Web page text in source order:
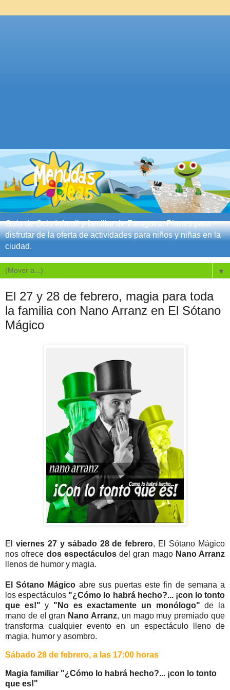
Guía de Ocio Infantil y familiar de Zaragoza. Planes para
disfrutar de la oferta de actividades para niños y niñas en la
ciudad.
▼
El 27 y 28 de febrero, magia para toda
la familia con Nano Arranz en El Sótano
Mágico
El viernes 27 y sábado 28 de febrero, El Sótano Mágico
nos ofrece dos espectáculosdel gran magoNano Arranz
llenos de humor y magia.
El Sótano Mágico abre sus puertas este fin de semana a
los espectáculos "¿Cómo lo habrá hecho?... ¡con lo tonto
que es!" y "No es exactamente un monólogo" de la
mano de el gran Nano Arranz, un mago muy premiado que
transforma cualquier evento en un espectáculo lleno de
magia, humor y asombro.
Sábado 28 de febrero, a las 17:00 horas
Magia familiar "¿Cómo lo habrá hecho?... ¡con lo tonto
que es!"